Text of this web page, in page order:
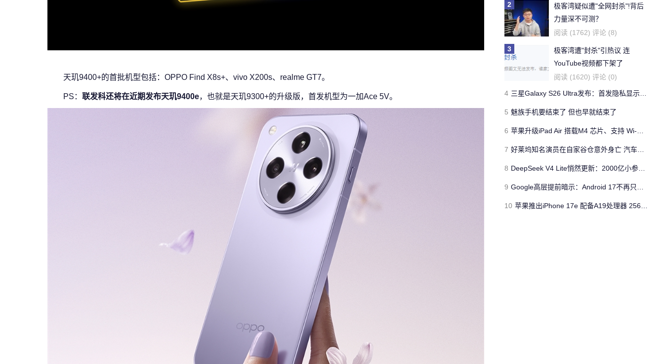
天玑9400+的首批机型包括：OPPO Find X8s+、vivo X200s、realme GT7。
PS： 联发科还将在近期发布天玑9400e，也就是天玑9300+的升级版，首发机型为一加Ace 5V。
2
极客湾疑似遭"全网封杀"!背后
力量深不可测？
阅读 (1762) 评论 (8)
3
极客湾遭"封杀"引热议 连
YouTube视频都下架了
阅读 (1620) 评论 (0)
4 三星Galaxy S26 Ultra发布：首发隐私显示屏、骁龙 8 Elite Gen 5与60W闪充
5 魅族手机要结束了 但也早就结束了
6 苹果升级iPad Air 搭载M4 芯片、支持 Wi‑Fi 7 售价不变
7 好莱坞知名演员在自家谷仓意外身亡 汽车搭电时突然自燃
8 DeepSeek V4 Lite悄然更新：2000亿小参数性能逼近美国顶流
9 Google高层提前暗示：Android 17不再只是操作系统
10 苹果推出iPhone 17e 配备A19处理器 256GB容量起步 刘海屏依旧